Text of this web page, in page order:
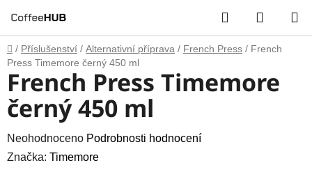
na
obsah
Hledat
KOŠÍK
Domů
/ Příslušenství / Alternativní příprava / French Press / French
Press Timemore černý 450 ml
French Press Timemore
černý 450 ml
Průměrné
hodnocení
Neohodnoceno Podrobnosti hodnocení
Značka: Timemore